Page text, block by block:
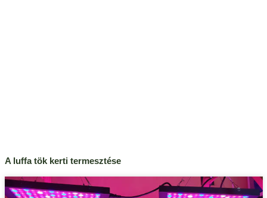
A luffa tök kerti termesztése